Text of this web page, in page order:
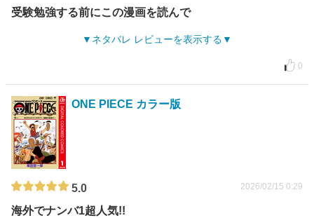
受験勉強する前にこの漫画を読んで
ネタバレ レビューを表示する
0
ONE PIECE カラー版
5.0 2026/02/15 0:29
海外でナンバ1超人気!!